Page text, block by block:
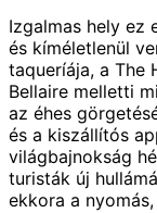
Izgalmas hely ez
és kíméletlenül
taqueríája, a The
Bellaire melletti
az éhes
és a kiszállítós
világbajnokság
turisták új
ekkora a